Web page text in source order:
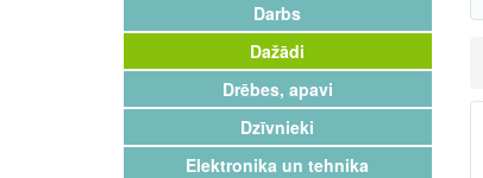
Darbs
Dažādi
Drēbes, apavi
Dzīvnieki
Elektronika un tehnika